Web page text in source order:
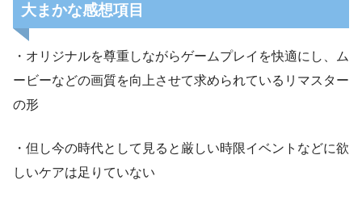
大まかな感想項目
・オリジナルを尊重しながらゲームプレイを快適にし、ム
ービーなどの画質を向上させて求められているリマスター
の形
・但し今の時代として見ると厳しい時限イベントなどに欲
しいケアは足りていない